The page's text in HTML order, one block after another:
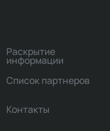
Раскрытие
информации
Список партнеров
Контакты